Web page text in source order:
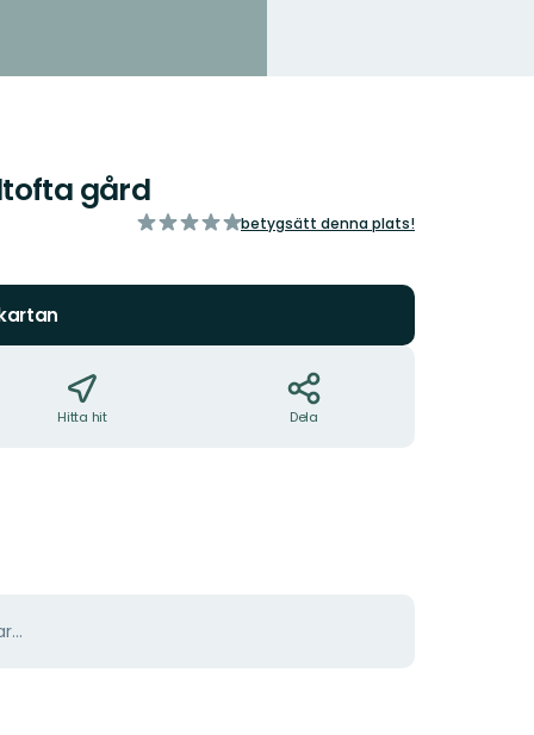
gård
av
betygsätt denna plats!
Hitta hit Dela